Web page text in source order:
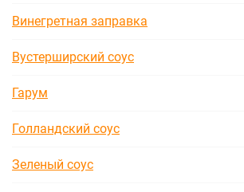
Винегретная заправка
Вустерширский соус
Гарум
Голландский соус
Зеленый соус